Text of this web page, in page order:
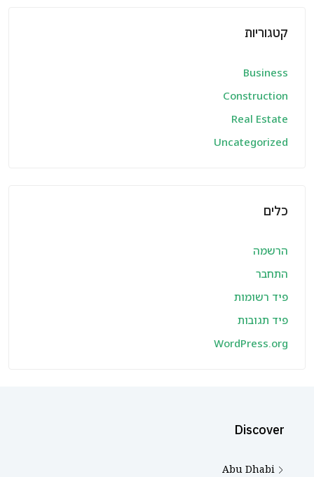
קטגוריות
Business
Construction
Real Estate
Uncategorized
כלים
הרשמה
התחבר
פיד רשומות
פיד תגובות
WordPress.org
Discover
Abu Dhabi